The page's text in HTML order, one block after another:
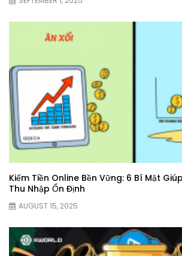
Kiếm Tiền Online Bền Vững: 6 Bí Mật
Thu Nhập Ổn Định
AUGUST 15, 2025